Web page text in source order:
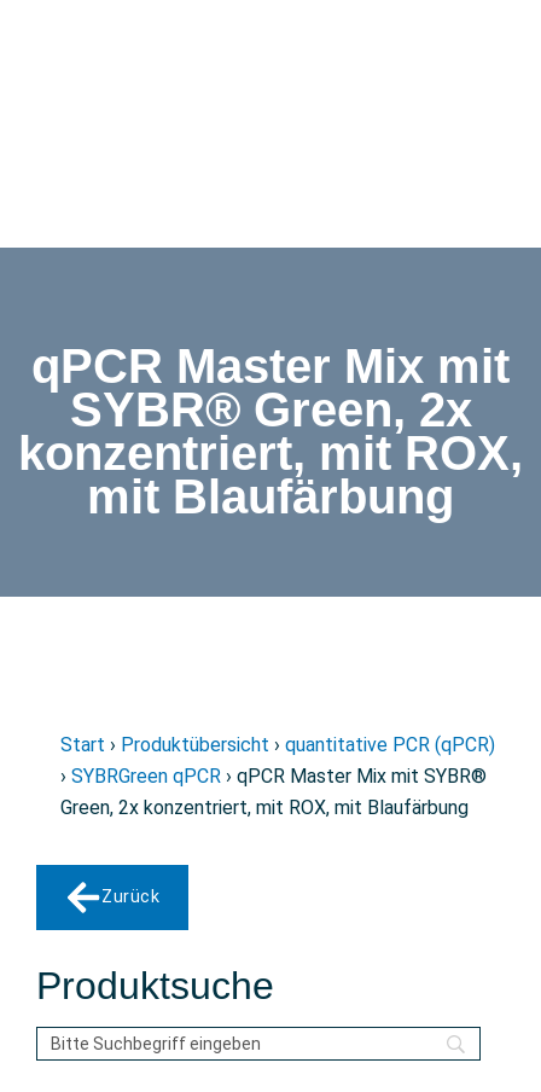
qPCR Master Mix mit
SYBR® Green, 2x
konzentriert, mit ROX,
mit Blaufärbung
Start › Produktübersicht › quantitative PCR (qPCR)
› SYBRGreen qPCR › qPCR Master Mix mit SYBR®
Green, 2x konzentriert, mit ROX, mit Blaufärbung
Zurück
Produktsuche